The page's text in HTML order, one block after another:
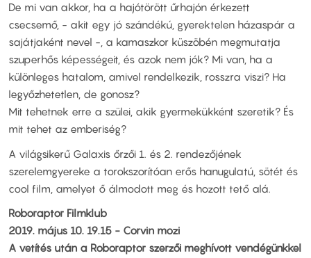
De mi van akkor, ha a hajótörött űrhajón érkezett
csecsemő, - akit egy jó szándékú, gyerektelen házaspár a
sajátjaként nevel -, a kamaszkor küszöbén megmutatja
szuperhős képességeit, és azok nem jók? Mi van, ha a
különleges hatalom, amivel rendelkezik, rosszra viszi? Ha
legyőzhetetlen, de gonosz?
Mit tehetnek erre a szülei, akik gyermekükként szeretik? És
mit tehet az emberiség?
A világsikerű Galaxis őrzői 1. és 2. rendezőjének
szerelemgyereke a torokszorítóan erős hanugulatú, sötét és
cool film, amelyet ő álmodott meg és hozott tető alá.
Roboraptor Filmklub
2019. május 10. 19.15 - Corvin mozi
A vetítés után a Roboraptor szerzői meghívott vendégünkkel